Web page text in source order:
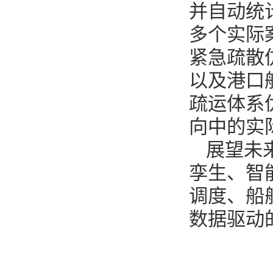
并自动统
多个实际
紧急疏散
以及港口
疏运体系
向中的实
展望未
孪生、智
调度、船
数据驱动